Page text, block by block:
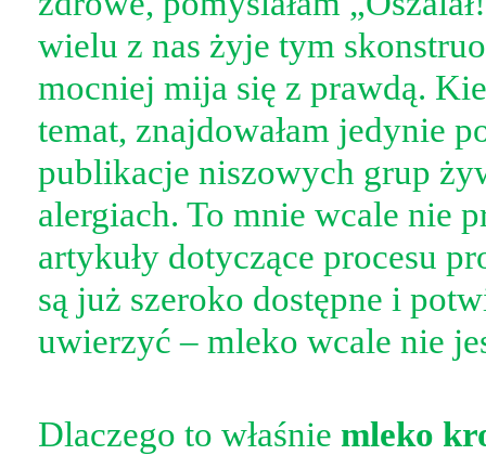
wielu z nas żyje tym
mocniej mija się z prawdą.
temat, znajdowałam jedynie
publikacje niszowych grup
alergiach. To mnie wcale nie
artykuły dotyczące procesu
są już szeroko dostępne i
uwierzyć – mleko wcale nie
Dlaczego to właśnie mleko